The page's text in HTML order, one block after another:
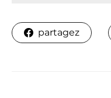
partagez